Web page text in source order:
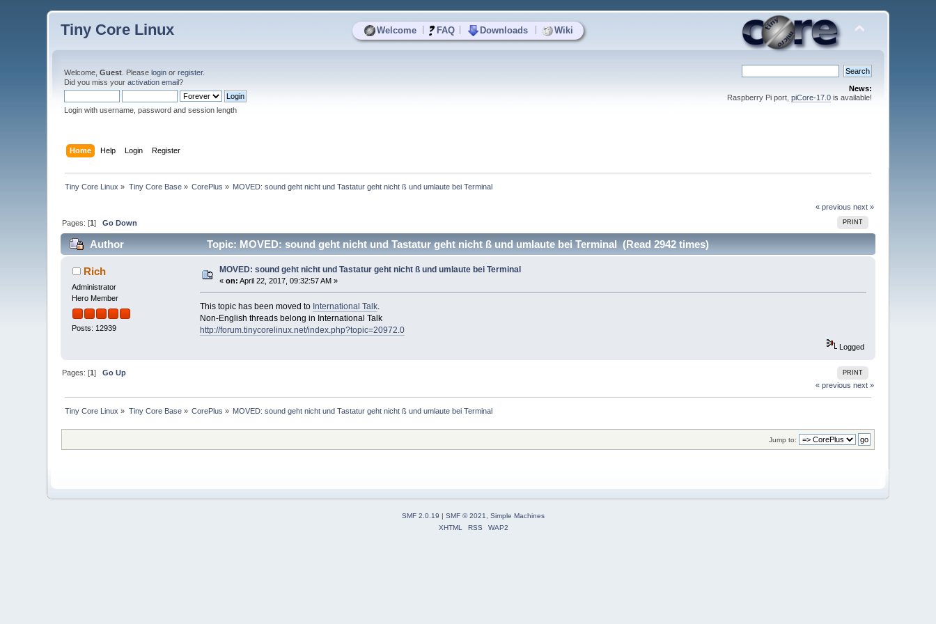
Welcome FAQ Downloads Wiki
Tiny Core Linux
Welcome,Guest . Pleaselogin orregister.
Did you miss youractivation email?
Login with username, password and session length
News:
Raspberry Pi port, piCore-17.0is available!
Home Help Login Register
Tiny Core Linux » Tiny Core Base» CorePlus » MOVED: sound geht nicht und Tastatur geht nicht ß und umlaute bei Terminal
« previous next »
PRINT
Pages: [1]Go Down
Author Topic: MOVED: sound geht nicht und Tastatur geht nicht ß und umlaute bei Terminal (Read 2942 times)
Rich
Administrator
Hero Member
Posts: 12939
MOVED: sound geht nicht und Tastatur geht nicht ß und umlaute bei Terminal
«on: April 22, 2017, 09:32:57 AM »
This topic has been moved to International Talk.
Non-English threads belong in International Talk
http://forum.tinycorelinux.net/index.php?topic=20972.0
Logged
PRINT
Pages: [1]Go Up
« previous next »
Tiny Core Linux » Tiny Core Base» CorePlus » MOVED: sound geht nicht und Tastatur geht nicht ß und umlaute bei Terminal
Jump to:
SMF 2.0.19 SMF © 2021, Simple Machines
XHTML
RSS WAP2